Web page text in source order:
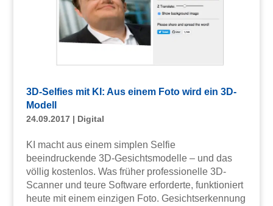
3D-Selfies mit KI: Aus einem Foto wird ein 3D-
Modell
24.09.2017| Digital
KI macht aus einem simplen Selfie
beeindruckende 3D-Gesichtsmodelle – und das
völlig kostenlos. Was früher professionelle 3D-
Scanner und teure Software erforderte, funktioniert
heute mit einem einzigen Foto. Gesichtserkennung